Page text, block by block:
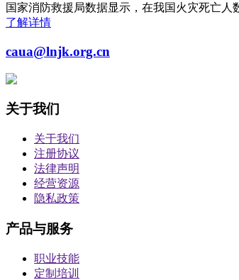
国家消防救援局数据显示，在我国火灾死亡人
了解详情
caua@lnjk.org.cn
关于我们
关于我们
注册协议
法律声明
经营资源
隐私政策
产品与服务
职业技能
定制培训